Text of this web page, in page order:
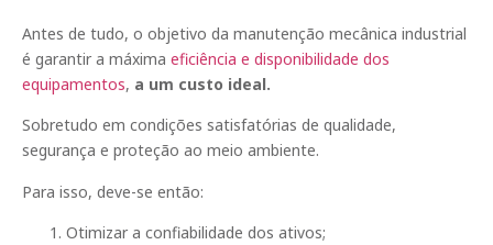
Antes de tudo, o objetivo da manutenção mecânica industrial
é garantir a máxima eficiência e disponibilidade dos
equipamentos, a um custo ideal.
Sobretudo em condições satisfatórias de qualidade,
segurança e proteção ao meio ambiente.
Para isso, deve-se então:
Otimizar a confiabilidade dos ativos;